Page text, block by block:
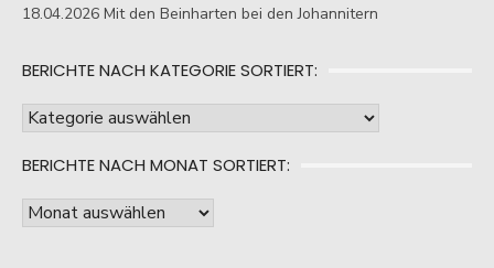
18.04.2026 Mit den Beinharten bei den Johannitern
BERICHTE NACH KATEGORIE SORTIERT:
Berichte
Kategorie
sortiert:
BERICHTE NACH MONAT SORTIERT:
Berichte